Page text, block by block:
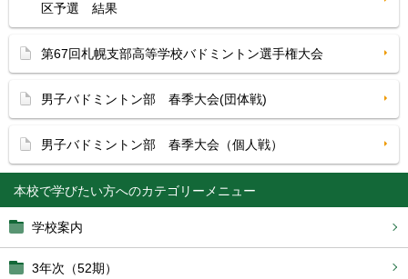
本校で学びたい方へ
学校案内
3年次（52期）
区予選 結果
第67回札幌支部高等学校バドミントン選手権大会
男子バドミントン部 春季大会(団体戦)
男子バドミントン部 春季大会（個人戦）